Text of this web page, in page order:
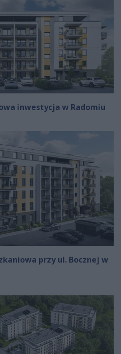
inwestycja w Radomiu
przy ul. Bocznej w